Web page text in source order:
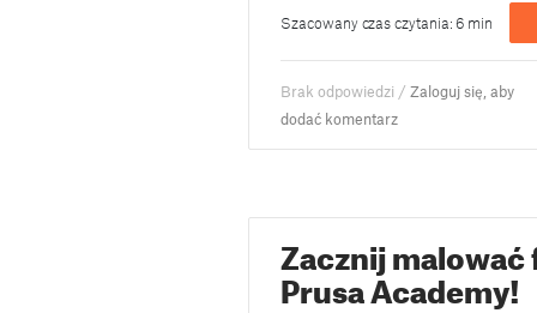
Szacowany czas czytania: 6 min
Brak odpowiedzi /Zaloguj się, aby
dodać komentarz
Zacznij
Prusa Academy!